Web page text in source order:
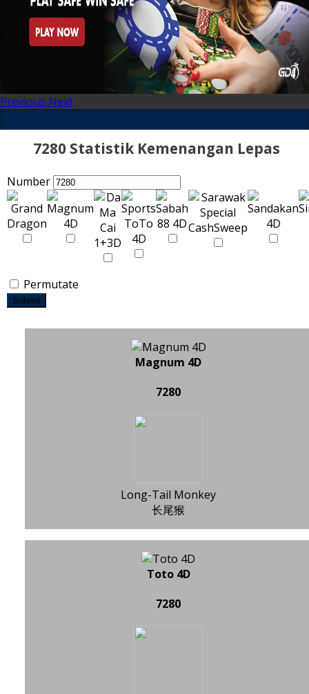
Previous Next
7280 Statistik Kemenangan Lepas
Number
Permutate
Submit
Magnum 4D
7280
Long-Tail Monkey
长尾猴
Toto 4D
7280